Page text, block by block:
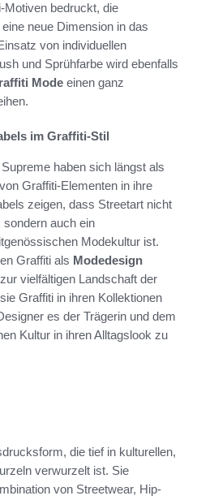
Motiven bedruckt, die
neue Dimension in das
von individuellen
und Sprühfarbe wird ebenfalls
Mode einen ganz
im Graffiti-Stil
haben sich längst als
Graffiti-Elementen in ihre
zeigen, dass Streetart nicht
sondern auch ein
Modekultur ist.
Graffiti als Modedesign
vielfältigen Landschaft der
Graffiti in ihren Kollektionen
es der Trägerin und dem
Kultur in ihren Alltagslook zu
die tief in kulturellen,
verwurzelt ist. Sie
von Streetwear, Hip-